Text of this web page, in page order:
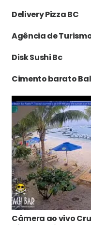
Delivery Pizza BC
Agência de
Disk Sushi Bc
Cimento barato
Câmera ao vivo